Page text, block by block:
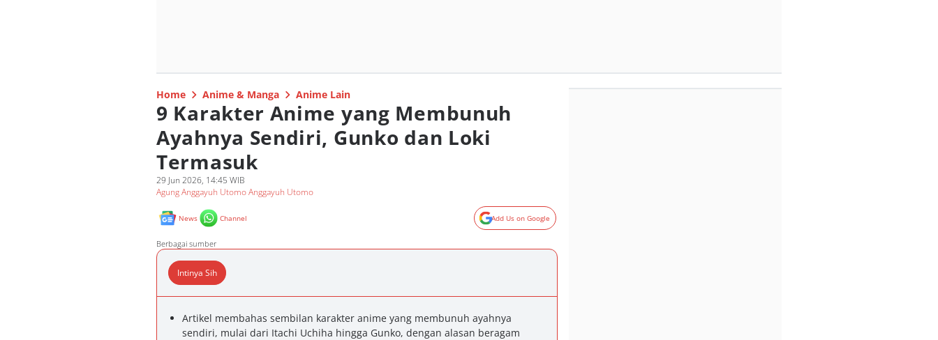
Home Anime & Manga Anime Lain
9 Karakter Anime yang Membunuh
Ayahnya Sendiri, Gunko dan Loki
Termasuk
29 Jun 2026, 14:45 WIB
Agung Anggayuh Utomo Anggayuh Utomo
News Channel Add Us on Google
Berbagai sumber
Intinya Sih
Artikel membahas sembilan karakter anime yang membunuh ayahnya
sendiri, mulai dari Itachi Uchiha hingga Gunko, dengan alasan beragam